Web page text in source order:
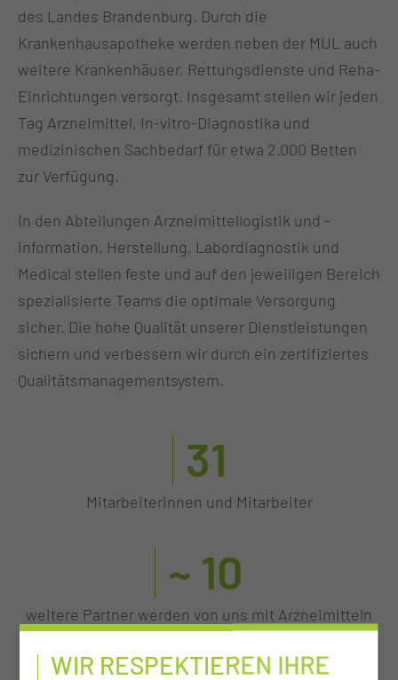
des Landes Brandenburg. Durch die
Krankenhausapotheke werden neben der MUL auch
weitere Krankenhäuser, Rettungsdienste und Reha-
Einrichtungen versorgt. Insgesamt stellen wir jeden
Tag Arzneimittel, In-vitro-Diagnostika und
medizinischen Sachbedarf für etwa 2.000 Betten
zur Verfügung.
In den Abteilungen Arzneimittellogistik und -
information, Herstellung, Labordiagnostik und
Medical stellen feste und auf den jeweiligen Bereich
spezialisierte Teams die optimale Versorgung
sicher. Die hohe Qualität unserer Dienstleistungen
sichern und verbessern wir durch ein zertifiziertes
Qualitätsmanagementsystem.
31
Mitarbeiterinnen und Mitarbeiter
~ 10
weitere Partner werden von uns mit Arzneimitteln
WIR RESPEKTIEREN IHRE